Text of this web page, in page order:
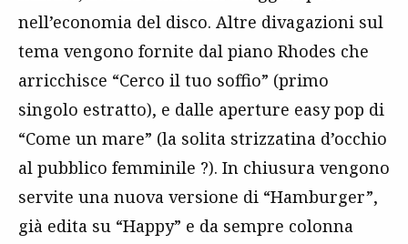
nell’economia del disco. Altre divagazioni sul
tema vengono fornite dal piano Rhodes che
arricchisce “Cerco il tuo soffio” (primo
singolo estratto), e dalle aperture easy pop di
“Come un mare” (la solita strizzatina d’occhio
al pubblico femminile ?). In chiusura vengono
servite una nuova versione di “Hamburger”,
già edita su “Happy” e da sempre colonna